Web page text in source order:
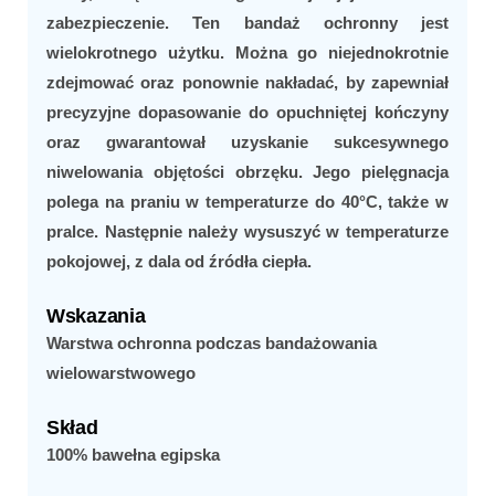
zabezpieczenie. Ten bandaż ochronny jest
wielokrotnego użytku. Można go niejednokrotnie
zdejmować oraz ponownie nakładać, by zapewniał
precyzyjne dopasowanie do opuchniętej kończyny
oraz gwarantował uzyskanie sukcesywnego
niwelowania objętości obrzęku. Jego pielęgnacja
polega na praniu w temperaturze do 40°C, także w
pralce. Następnie należy wysuszyć w temperaturze
pokojowej, z dala od źródła ciepła.
Wskazania
Warstwa ochronna podczas bandażowania
wielowarstwowego
Skład
100% bawełna egipska